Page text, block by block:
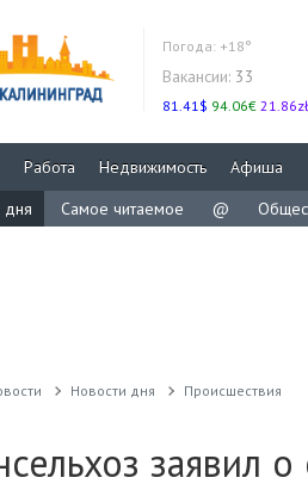
Погода: +18°
Вакансии: 33
81.41$ 94.06€ 21.86zł
Работа Недвижимость Афиша
дня
Самое читаемое @
Новости дня Проиcшествия
заявил